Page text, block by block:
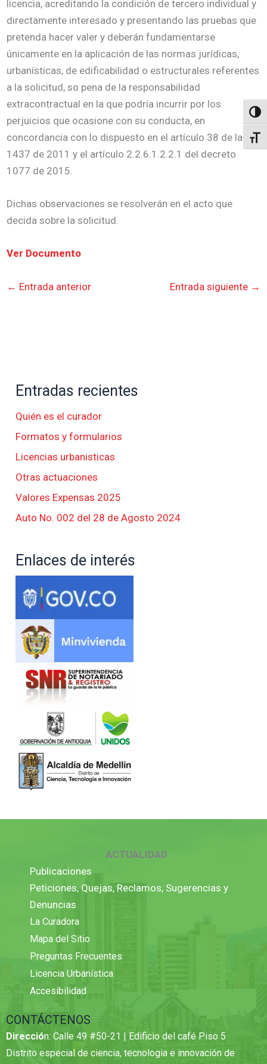
licencia, acreditando la condición de tercero individual y
directamente interesado y presentando las pruebas que
pretenda hacer valer y deberán fundamentarse
únicamente en la aplicación de las normas jurídicas,
urbanísticas, de edificabilidad o estructurales referentes
a la solicitud, so pena de la responsabilidad
extracontractual en la que podría incurrir por los
perjuicios que ocasione con su conducta, en
concordancia con lo dispuesto en el artículo 38 de la ley
1437 de 2011 y el artículo 2.2.6.1.2.2.1 del decreto
1077 de 2015.
Dichas observaciones se resolverán en el acto que
decida sobre la solicitud.
Ver Documento
← Entrada anterior Entrada siguiente →
Entradas recientes
Quién es el curador
Formatos y formularios
Licencias urbanisticas
Otras actuaciones
Valores Expensas 2025
Auto No. 002 del 28 de Agosto 2024
Enlaces de interés
ACTUALIDAD
Publicaciones
Peticiones, Quejas, Reclamos, Sugerencias y
Denuncias
La Curadora
Mapa del Sitio
Preguntas Frecuentes
Licencia Urbanística
Accesibilidad
CONTÁCTENOS
Dirección: Calle 49 #50-21 | Edificio del café Piso 5
Distrito especial de ciencia, tecnologia e innovación de